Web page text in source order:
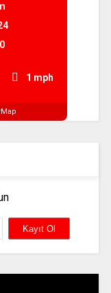
1 mph